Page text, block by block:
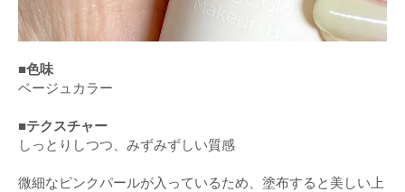
■色味
ベージュカラー
■テクスチャー
しっとりしつつ、みずみずしい質感
微細なピンクパールが入っているため、塗布すると美しい上